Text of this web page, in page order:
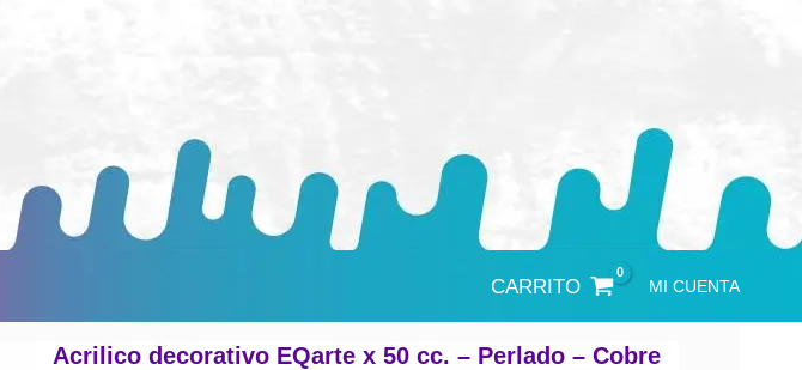
CARRITO MI CUENTA
Acrilico decorativo EQarte x 50 cc. – Perlado – Cobre